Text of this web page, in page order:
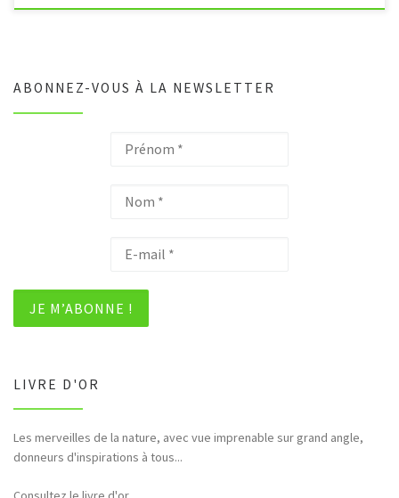
ABONNEZ-VOUS À LA NEWSLETTER
LIVRE D'OR
Les merveilles de la nature, avec vue imprenable sur grand angle,
donneurs d'inspirations à tous...